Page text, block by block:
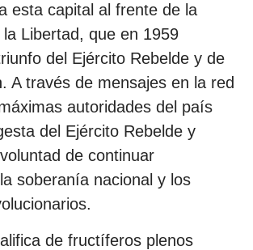
esta capital al frente de la
Libertad, que en 1959
del Ejército Rebelde y de
A través de mensajes en la red
autoridades del país
del Ejército Rebelde y
de continuar
soberanía nacional y los
de fructíferos plenos